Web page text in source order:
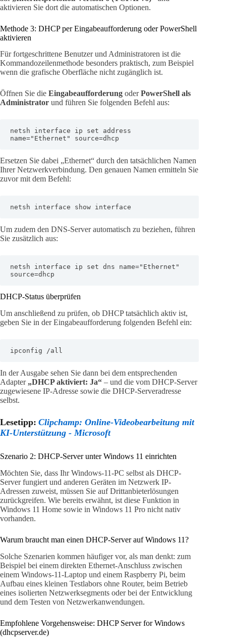
aktivieren Sie dort die automatischen Optionen.
Methode 3: DHCP per Eingabeaufforderung oder PowerShell
aktivieren
Für fortgeschrittene Benutzer und Administratoren ist die
Kommandozeilenmethode besonders praktisch, zum Beispiel
wenn die grafische Oberfläche nicht zugänglich ist.
Öffnen Sie die Eingabeaufforderung oderPowerShell als
Administrator und führen Sie folgenden Befehl aus:
netsh interface ip set address
name="Ethernet" source=dhcp
Ersetzen Sie dabei „Ethernet“ durch den tatsächlichen Namen
Ihrer Netzwerkverbindung. Den genauen Namen ermitteln Sie
zuvor mit dem Befehl:
netsh interface show interface
Um zudem den DNS-Server automatisch zu beziehen, führen
Sie zusätzlich aus:
netsh interface ip set dns name="Ethernet"
source=dhcp
DHCP-Status überprüfen
Um anschließend zu prüfen, ob DHCP tatsächlich aktiv ist,
geben Sie in der Eingabeaufforderung folgenden Befehl ein:
ipconfig /all
In der Ausgabe sehen Sie dann bei dem entsprechenden
Adapter „DHCP aktiviert: Ja“ – und die vom DHCP-Server
zugewiesene IP-Adresse sowie die DHCP-Serveradresse
selbst.
Lesetipp: Clipchamp: Online-Videobearbeitung mit
KI-Unterstützung - Microsoft
Szenario 2: DHCP-Server unter Windows 11 einrichten
Möchten Sie, dass Ihr Windows-11-PC selbst als DHCP-
Server fungiert und anderen Geräten im Netzwerk IP-
Adressen zuweist, müssen Sie auf Drittanbieterlösungen
zurückgreifen. Wie bereits erwähnt, ist diese Funktion in
Windows 11 Home sowie in Windows 11 Pro nicht nativ
vorhanden.
Warum braucht man einen DHCP-Server auf Windows 11?
Solche Szenarien kommen häufiger vor, als man denkt: zum
Beispiel bei einem direkten Ethernet-Anschluss zwischen
einem Windows-11-Laptop und einem Raspberry Pi, beim
Aufbau eines kleinen Testlabors ohne Router, beim Betrieb
eines isolierten Netzwerksegments oder bei der Entwicklung
und dem Testen von Netzwerkanwendungen.
Empfohlene Vorgehensweise: DHCP Server for Windows
(dhcpserver.de)